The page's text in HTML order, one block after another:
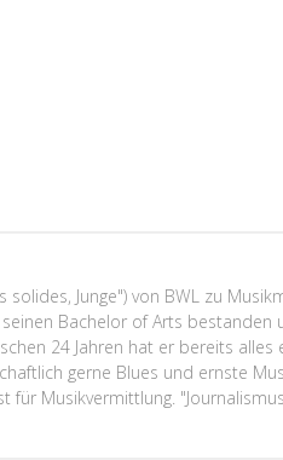
Junge") von BWL zu
Bachelor of Arts
24 Jahren hat er bereits
gerne Blues und ernste
Musikvermittlung.